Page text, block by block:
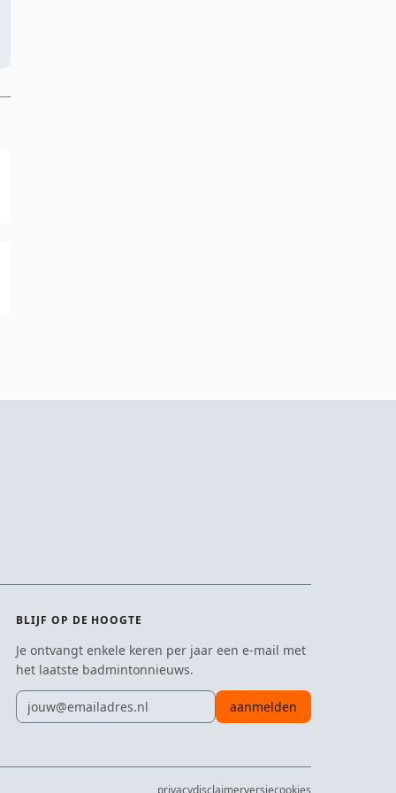
BLIJF OP DE HOOGTE
Je ontvangt enkele keren per jaar een e-mail met
het laatste badmintonnieuws.
E-mailadres
aanmelden
privacydisclaimerversiecookies